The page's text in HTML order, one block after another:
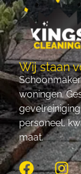
Wij staan
woningen.
personeel,
maat.